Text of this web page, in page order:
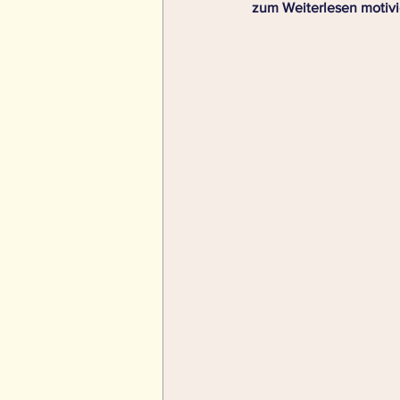
zum Weiterlesen